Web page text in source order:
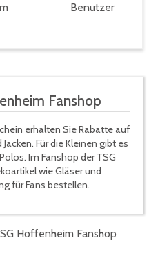
Benutzer
Fanshop
erhalten Sie Rabatte auf
Für die Kleinen gibt es
Im Fanshop der TSG
wie Gläser und
für Fans bestellen.
Hoffenheim Fanshop